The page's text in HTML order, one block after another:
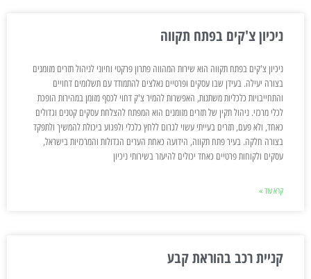
ניכיון צ'קים בפתח תקווה
ניכיון צ'קים בפתח תקווה הוא שירות המהווה פתרון פרקטי וחיוני לניהול תזרים מזומנים
בצורה יעילה. בעידן שבו עסקים ופרטיים נאלצים להתמודד עם תשלומים דחויים
והתחייבויות כלכליות משתנות, האפשרות להמיר צ'ק דחוי לכסף מזומן במהירות הופכת
לכלי מרכזי. ניהול תקין של תזרים מזומנים הוא המפתח להצלחת עסקים קטנים וגדולים
כאחד, ולא פעם, תזרים בעייתי עשוי לגרום ללחץ כלכלי ולפגוע ביכולת להמשיך ולתפקד
בצורה חלקה. בעיר פתח תקווה, הידועה כאחת הערים הגדולות והמרכזיות בישראל,
עסקים ולקוחות פרטיים כאחד יכולים להיעזר בשירותי ניכיון
קרא עוד »
קניית רכב בהוראת קבע